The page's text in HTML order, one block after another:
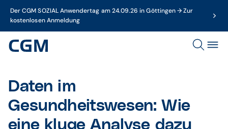
Der CGM SOZIAL Anwendertag am 24.09.26 in Göttingen → Zur
kostenlosen Anmeldung
Daten im
Gesundheitswesen: Wie
eine kluge Analyse dazu